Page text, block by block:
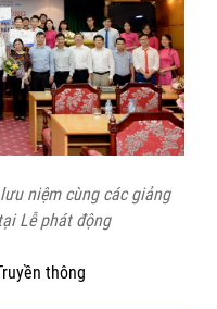
niệm cùng các giảng
Lễ phát động
thông